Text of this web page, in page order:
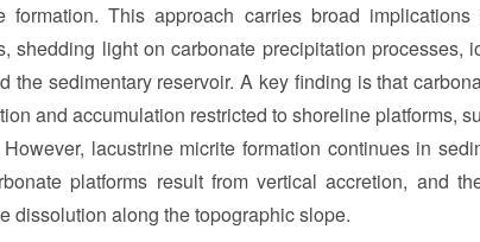
formation. This approach carries broad
shedding light on carbonate precipitation processes,
the sedimentary reservoir. A key finding is that
and accumulation restricted to shoreline platforms,
lacustrine micrite formation continues in
platforms result from vertical accretion, and
dissolution along the topographic slope.